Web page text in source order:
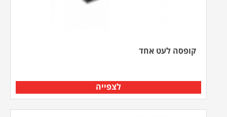
קופסה לעט אחד
לצפייה